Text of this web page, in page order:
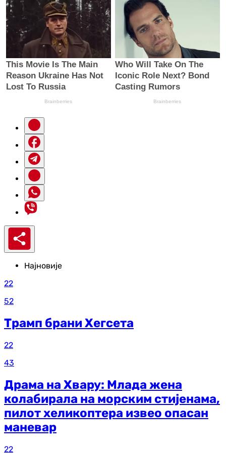
Најновије
22
52
Трамп брани Хегсета
22
43
Драма на Хвару: Млада жена
колабирала на морским стијенама,
пилот хеликоптера извео опасан
маневар
22